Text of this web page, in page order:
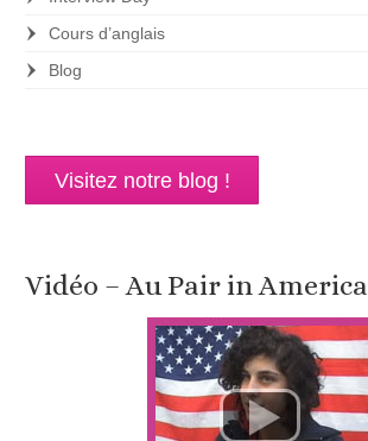
Cours d’anglais
Blog
Visitez notre blog !
Vidéo – Au Pair in America